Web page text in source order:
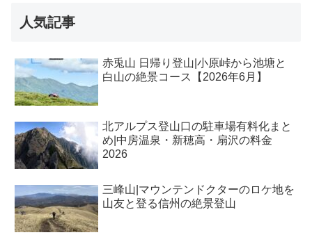
人気記事
赤兎山 日帰り登山|小原峠から池塘と
白山の絶景コース【2026年6月】
北アルプス登山口の駐車場有料化まと
め|中房温泉・新穂高・扇沢の料金
2026
三峰山|マウンテンドクターのロケ地を
山友と登る信州の絶景登山